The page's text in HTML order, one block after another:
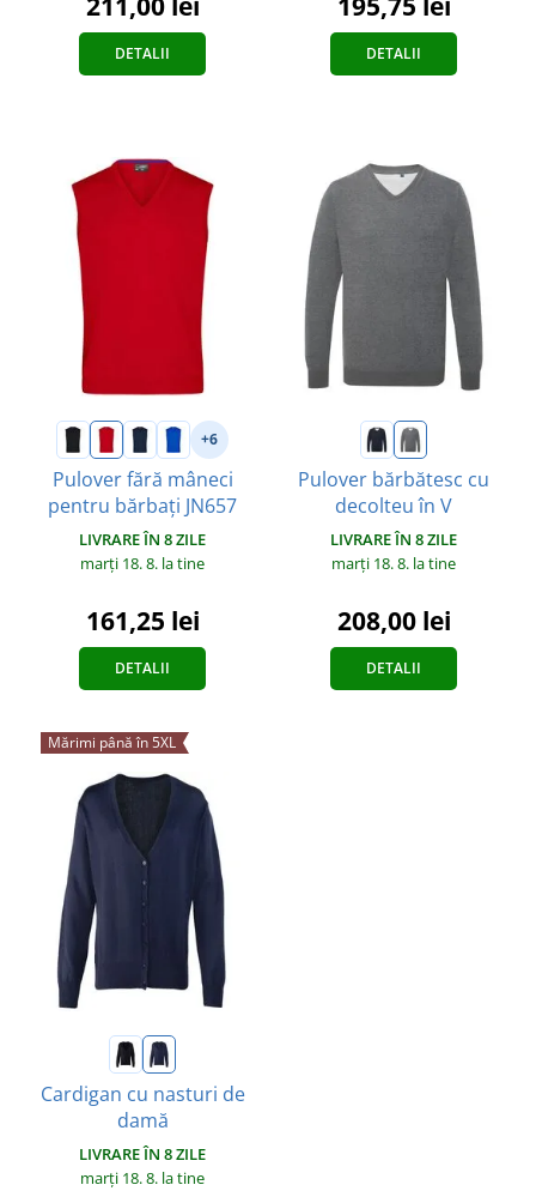
DETALII DETALII
+6
Pulover fără mâneci
pentru bărbați JN657
LIVRARE ÎN 8 ZILE
marți 18. 8. la tine
161,25 lei
DETALII
Pulover bărbătesc cu
decolteu în V
LIVRARE ÎN 8 ZILE
marți 18. 8. la tine
208,00 lei
DETALII
Mărimi până în 5XL
Cardigan cu nasturi de
damă
LIVRARE ÎN 8 ZILE
marți 18. 8. la tine